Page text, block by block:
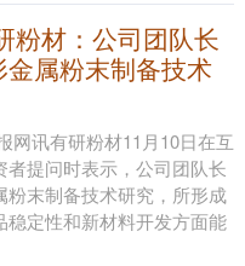
粉材：公司团队长
属粉末制备技术
网讯有研粉材11月10日在互
者提问时表示，公司团队长
粉末制备技术研究，所形成
稳定性和新材料开发方面能